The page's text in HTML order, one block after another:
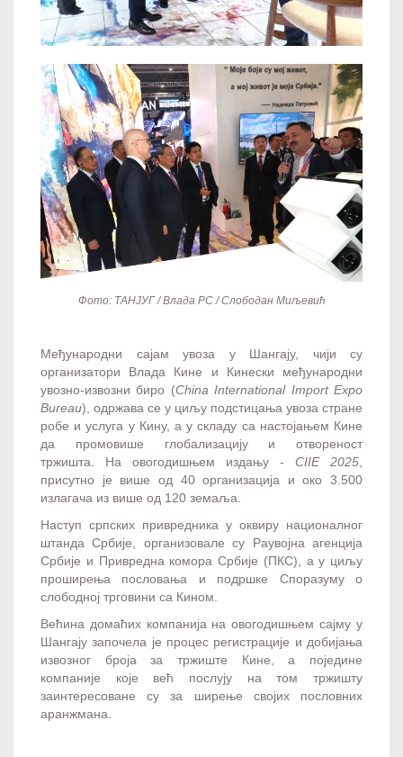
Фото: ТАНЈУГ / Влада РС / Слободан Миљевић
Међународни сајам увоза у Шангају, чији су
организатори Влада Кине и Кинески међународни
увозно-извозни биро (China International Import Expo
Bureau), одржава се у циљу подстицања увоза стране
робе и услуга у Кину, а у складу са настојањем Кине
да промовише глобализацију и отвореност
тржишта. На овогодишњем издању - CIIE 2025,
присутно је више од 40 организација и око 3.500
излагача из више од 120 земаља.
Наступ српских привредника у оквиру националног
штанда Србије, организовале су Раyвојна агенција
Србије и Привредна комора Србије (ПКС), а у циљу
проширења пословања и подршке Споразуму о
слободној трговини са Кином.
Већина домаћих компанија на овогодишњем сајму у
Шангају започела је процес регистрације и добијања
извозног броја за тржиште Кине, а поједине
компаније које већ послују на том тржишту
заинтересоване су за ширење својих пословних
аранжмана.